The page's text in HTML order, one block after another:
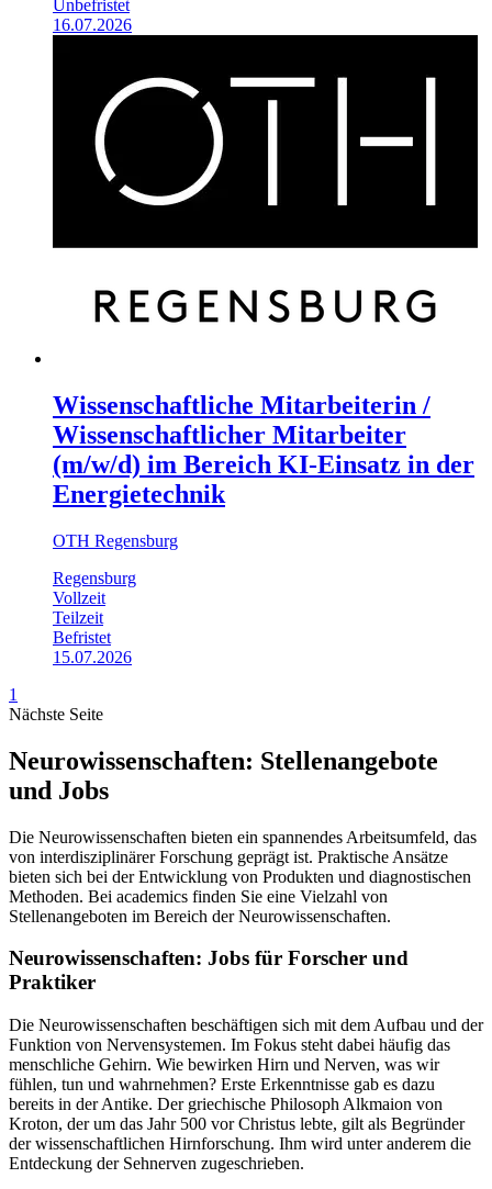
Unbefristet
16.07.2026
Wissenschaftliche Mitarbeiterin /
Wissenschaftlicher Mitarbeiter
(m/w/d) im Bereich KI-Einsatz in der
Energietechnik
OTH Regensburg
Regensburg
Vollzeit
Teilzeit
Befristet
15.07.2026
1
Nächste Seite
Neurowissenschaften: Stellenangebote
und Jobs
Die Neurowissenschaften bieten ein spannendes Arbeitsumfeld, das
von interdisziplinärer Forschung geprägt ist. Praktische Ansätze
bieten sich bei der Entwicklung von Produkten und diagnostischen
Methoden. Bei academics finden Sie eine Vielzahl von
Stellenangeboten im Bereich der Neurowissenschaften.
Neurowissenschaften: Jobs für Forscher und
Praktiker
Die Neurowissenschaften beschäftigen sich mit dem Aufbau und der
Funktion von Nervensystemen. Im Fokus steht dabei häufig das
menschliche Gehirn. Wie bewirken Hirn und Nerven, was wir
fühlen, tun und wahrnehmen? Erste Erkenntnisse gab es dazu
bereits in der Antike. Der griechische Philosoph Alkmaion von
Kroton, der um das Jahr 500 vor Christus lebte, gilt als Begründer
der wissenschaftlichen Hirnforschung. Ihm wird unter anderem die
Entdeckung der Sehnerven zugeschrieben.